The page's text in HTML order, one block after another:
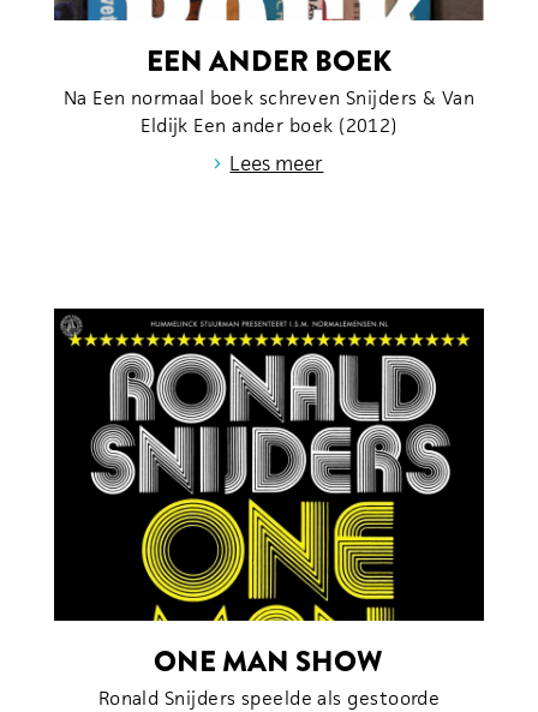
EEN ANDER BOEK
Na Een normaal boek schreven Snijders & Van
Eldijk Een ander boek (2012)
› Lees meer
ONE MAN SHOW
Ronald Snijders speelde als gestoorde